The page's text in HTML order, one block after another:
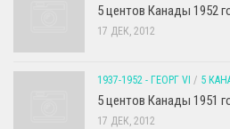
5 центов Канады 1952
17 ДЕК, 2012
1937-1952 - ГЕОРГ VI / 5
5 центов Канады 1951
17 ДЕК, 2012